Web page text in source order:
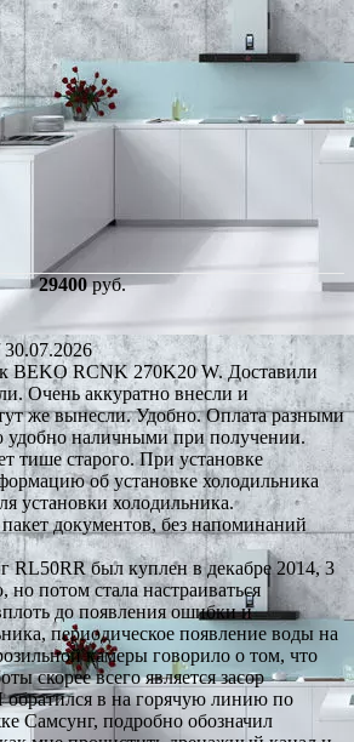
29400руб.
BEKO RCNK 270K20 W. Доставили
Очень аккуратно внесли и
же вынесли. Удобно. Оплата разными
удобно наличными при получении.
тише старого. При установке
об установке холодильника
установки холодильника.
документов, без напоминаний
RL50RR был куплен в декабре 2014, 3
но потом стала настраиваться
до появления ошибки и
периодическое появление воды на
камеры говорило о том, что
скорее всего является засор
обратился в на горячую линию по
Самсунг, подробно обозначил